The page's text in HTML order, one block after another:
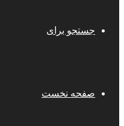
جستجو برای
صفحه نخست